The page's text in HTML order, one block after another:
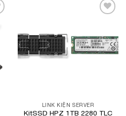
LINK KIỆN SERVER
KitSSD HPZ 1TB 2280 TLC